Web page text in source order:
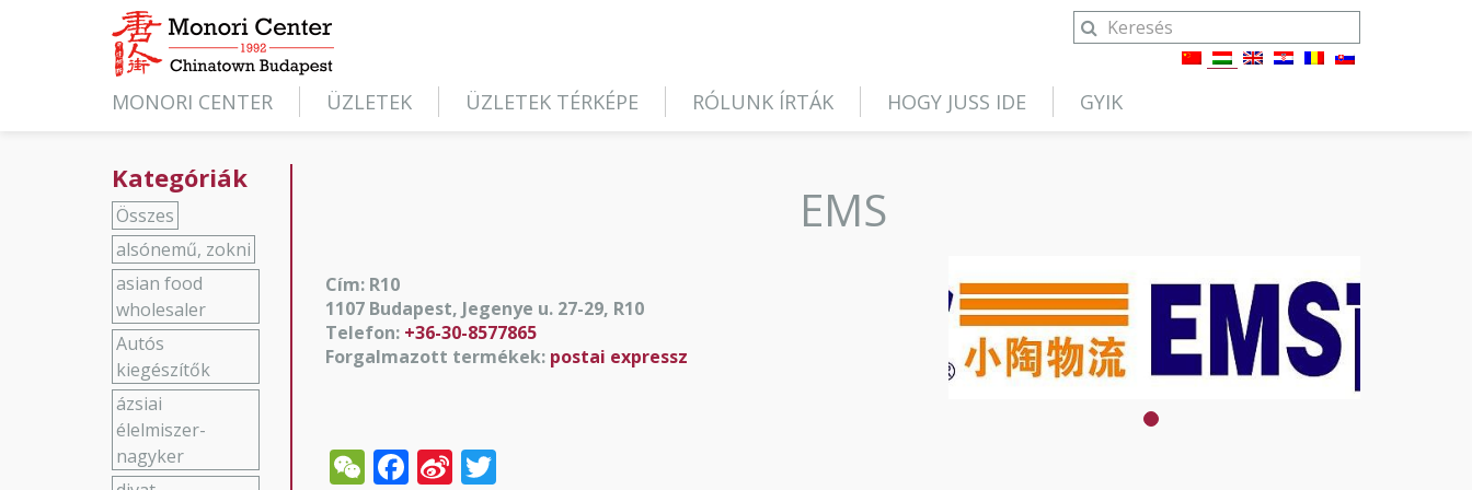
MONORI CENTER ÜZLETEK ÜZLETEK TÉRKÉPE RÓLUNK ÍRTÁK HOGY JUSS IDE GYIK
EMS
Cím: R10
1107 Budapest, Jegenye u. 27-29, R10
Telefon: +36-30-8577865
Forgalmazott termékek: postai expressz
WeChat
Facebook
Sina
Kategóriák
Összes
alsónemű, zokni
asian food
wholesaler
Autós
kiegészítők
ázsiai
élelmiszer-
nagyker